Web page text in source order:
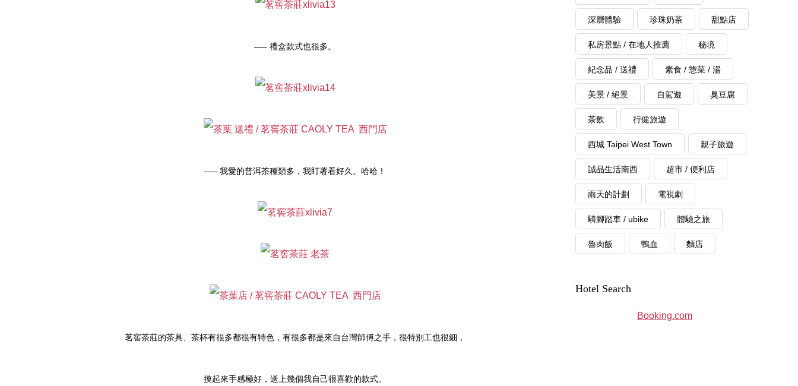
—– 禮盒款式也很多。
—– 我愛的普洱茶種類多，我盯著看好久。哈哈！
茗窖茶莊的茶具、茶杯有很多都很有特色，有很多都是來自台灣師傅之手，很特別工也很細，
摸起來手感極好，送上幾個我自己很喜歡的款式。
深層體驗 珍珠奶茶 甜點店
私房景點 / 在地人推薦 秘境
紀念品 / 送禮 素食 / 惣菜 / 湯
美景 / 絕景 自駕遊 臭豆腐
茶飲 行健旅遊
西城 Taipei West Town 親子旅遊
誠品生活南西 超市 / 便利店
雨天的計劃 電視劇
騎腳踏車 / ubike 體驗之旅
魯肉飯 鴨血 麵店
Hotel Search
Booking.com